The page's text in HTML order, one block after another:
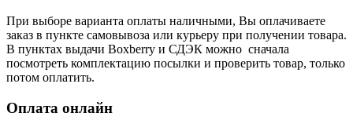
При выборе варианта оплаты наличными, Вы оплачиваете
заказ в пункте самовывоза или курьеру при получении товара.
В пунктах выдачи Boxberry и СДЭК можно сначала
посмотреть комплектацию посылки и проверить товар, только
потом оплатить.
Оплата онлайн